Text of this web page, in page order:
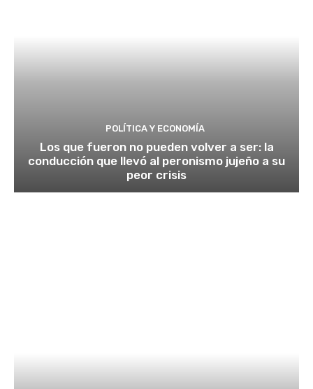
POLÍTICA Y ECONOMÍA
Los que fueron no pueden volver a ser: la
conducción que llevó al peronismo jujeño a su
peor crisis